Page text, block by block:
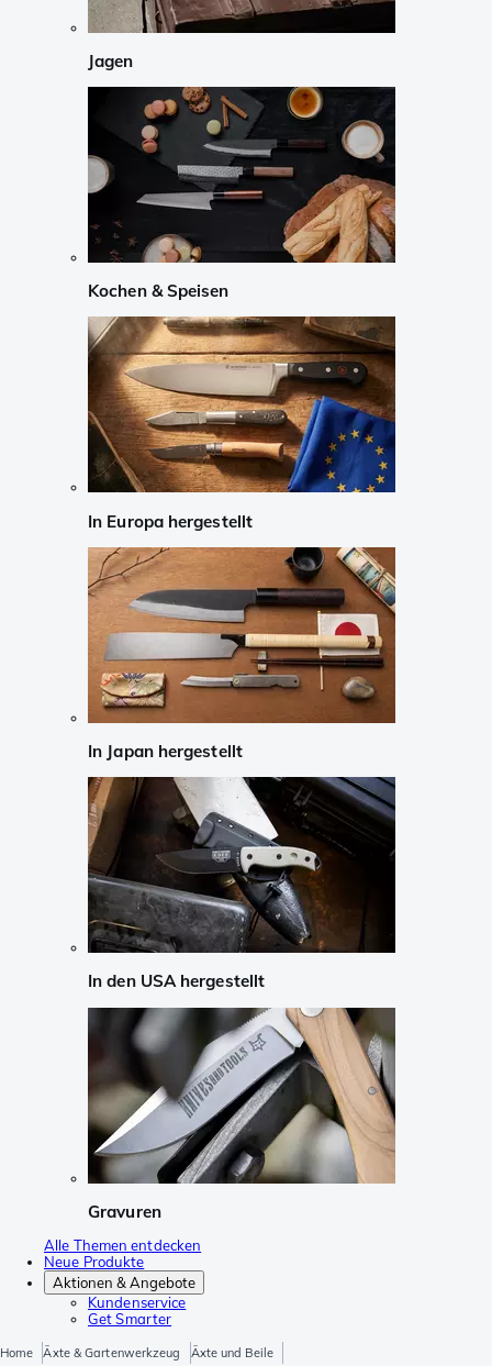
Jagen
Kochen & Speisen
In Europa hergestellt
In Japan hergestellt
In den USA hergestellt
Gravuren
Alle Themen entdecken
Neue Produkte
Aktionen & Angebote
Kundenservice
Get Smarter
Home Äxte & Gartenwerkzeug
Äxte und Beile